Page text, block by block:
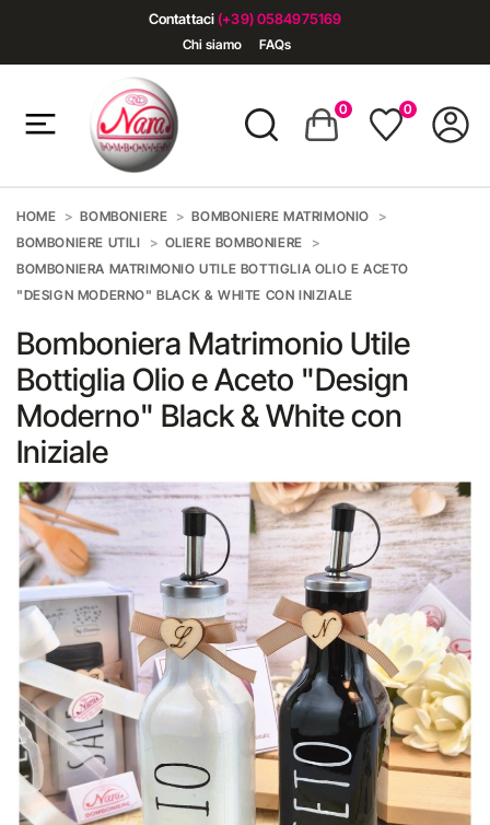
Contattaci (+39) 0584975169
Chi siamo FAQs
0 0
HOME BOMBONIERE
BOMBONIERE MATRIMONIO
BOMBONIERE UTILI
OLIERE BOMBONIERE
BOMBONIERA MATRIMONIO UTILE BOTTIGLIA OLIO E ACETO
"DESIGN MODERNO" BLACK & WHITE CON INIZIALE
Bomboniera Matrimonio Utile
Bottiglia Olio e Aceto "Design
Moderno" Black & White con
Iniziale